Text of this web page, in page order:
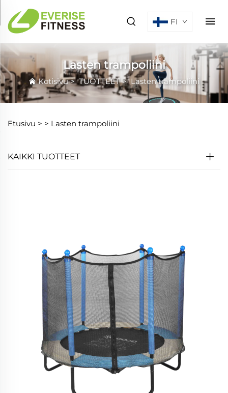
FI
Lasten trampoliini
Kotisivu>TUOTTEET>Lasten trampoliini
Etusivu > > Lasten trampoliini
KAIKKI TUOTTEET